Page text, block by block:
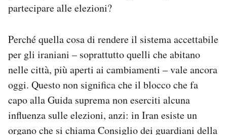
partecipare alle elezioni?
Perché quella cosa di rendere il sistema accettabile
per gli iraniani – soprattutto quelli che abitano
nelle città, più aperti ai cambiamenti – vale ancora
oggi. Questo non significa che il blocco che fa
capo alla Guida suprema non eserciti alcuna
influenza sulle elezioni, anzi: in Iran esiste un
organo che si chiama Consiglio dei guardiani della